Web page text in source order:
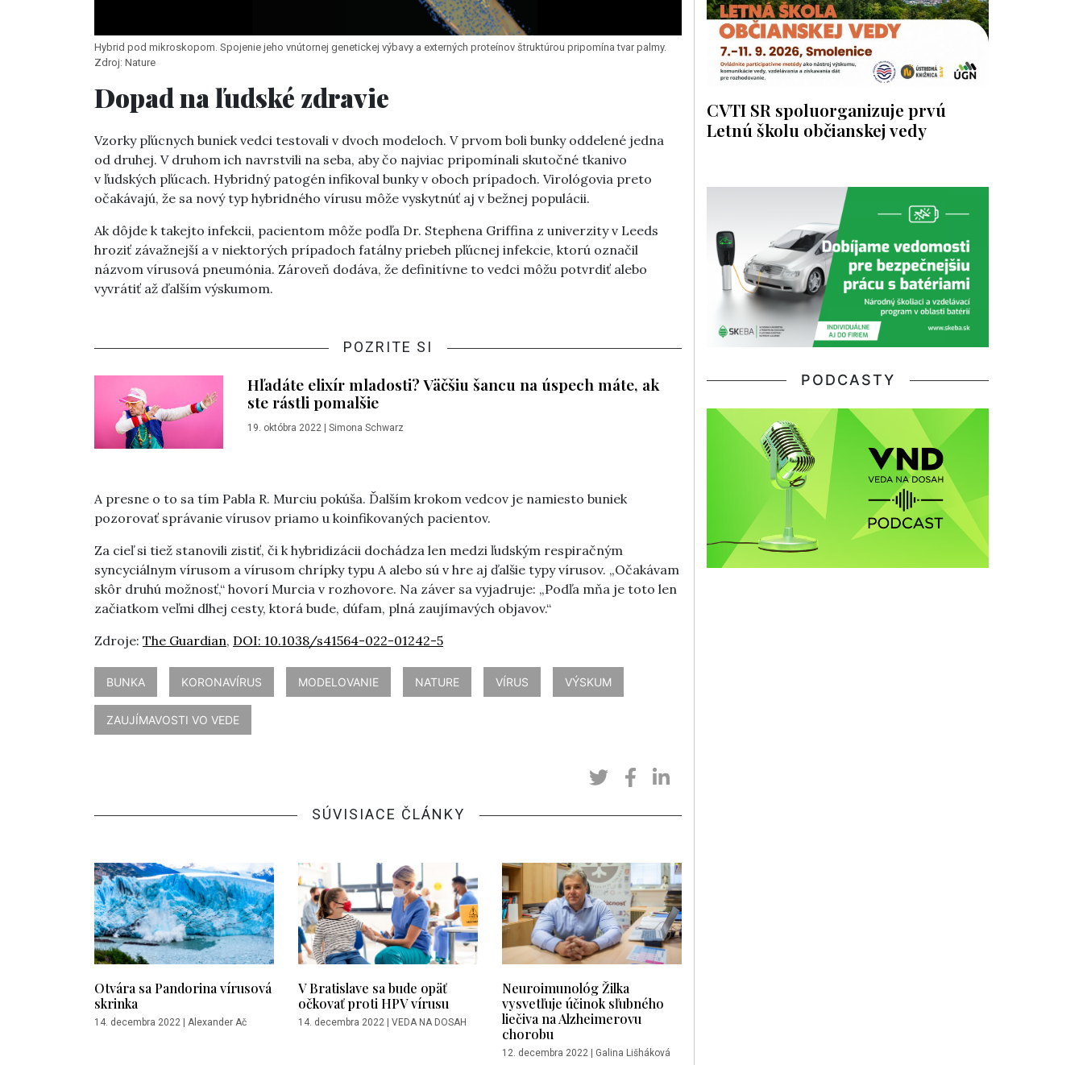
Hybrid pod mikroskopom. Spojenie jeho vnútornej genetickej výbavy a externých proteínov štruktúrou pripomína tvar palmy.
Zdroj: Nature
Dopad na ľudské zdravie
Vzorky pľúcnych buniek vedci testovali v dvoch modeloch. V prvom boli bunky oddelené jedna
od druhej. V druhom ich navrstvili na seba, aby čo najviac pripomínali skutočné tkanivo
v ľudských pľúcach. Hybridný patogén infikoval bunky v oboch prípadoch. Virológovia preto
očakávajú, že sa nový typ hybridného vírusu môže vyskytnúť aj v bežnej populácii.
Ak dôjde k takejto infekcii, pacientom môže podľa Dr. Stephena Griffina z univerzity v Leeds
hroziť závažnejší a v niektorých prípadoch fatálny priebeh pľúcnej infekcie, ktorú označil
názvom vírusová pneumónia. Zároveň dodáva, že definitívne to vedci môžu potvrdiť alebo
vyvrátiť až ďalším výskumom.
POZRITE SI
Hľadáte elixír mladosti? Väčšiu šancu na úspech máte, ak
ste rástli pomalšie
19. októbra 2022| Simona Schwarz
A presne o to sa tím Pabla R. Murciu pokúša. Ďalším krokom vedcov je namiesto buniek
pozorovať správanie vírusov priamo u koinfikovaných pacientov.
Za cieľ si tiež stanovili zistiť, či k hybridizácii dochádza len medzi ľudským respiračným
syncyciálnym vírusom a vírusom chrípky typu A alebo sú v hre aj ďalšie typy vírusov. „Očakávam
skôr druhú možnosť,“ hovorí Murcia v rozhovore. Na záver sa vyjadruje: „Podľa mňa je toto len
začiatkom veľmi dlhej cesty, ktorá bude, dúfam, plná zaujímavých objavov.“
Zdroje: The Guardian, DOI: 10.1038/s41564-022-01242-5
BUNKA KORONAVÍRUS MODELOVANIE NATURE VÍRUS VÝSKUM
ZAUJÍMAVOSTI VO VEDE
SÚVISIACE ČLÁNKY
Otvára sa Pandorina vírusová
skrinka
14. decembra 2022 Alexander Ač
V Bratislave sa bude opäť
očkovať proti HPV vírusu
14. decembra 2022 VEDA NA DOSAH
Neuroimunológ Žilka
vysvetľuje účinok sľubného
liečiva na Alzheimerovu
chorobu
12. decembra 2022 Galina Lišháková
CVTI SR spoluorganizuje prvú
Letnú školu občianskej vedy
PODCASTY